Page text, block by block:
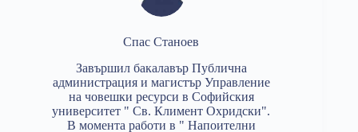
Спас Станоев
Завършил бакалавър Публична
администрация и магистър Управление
на човешки ресурси в Софийския
университет " Св. Климент Охридски".
В момента работи в " Напоителни